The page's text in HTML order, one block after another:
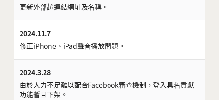
更新外部超連結網址及名稱。
2024.11.7
修正iPhone、iPad聲音播放問題。
2024.3.28
由於人力不足難以配合Facebook審查機制，登入具名貢獻
功能暫且下架。